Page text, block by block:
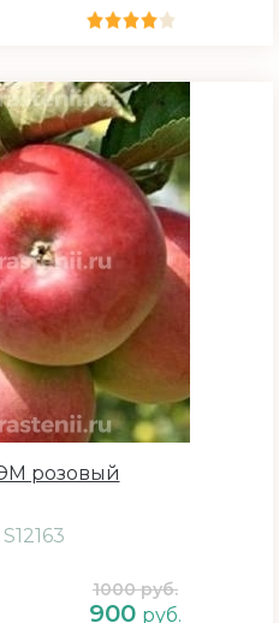
розовый
1000 руб.
900 руб.